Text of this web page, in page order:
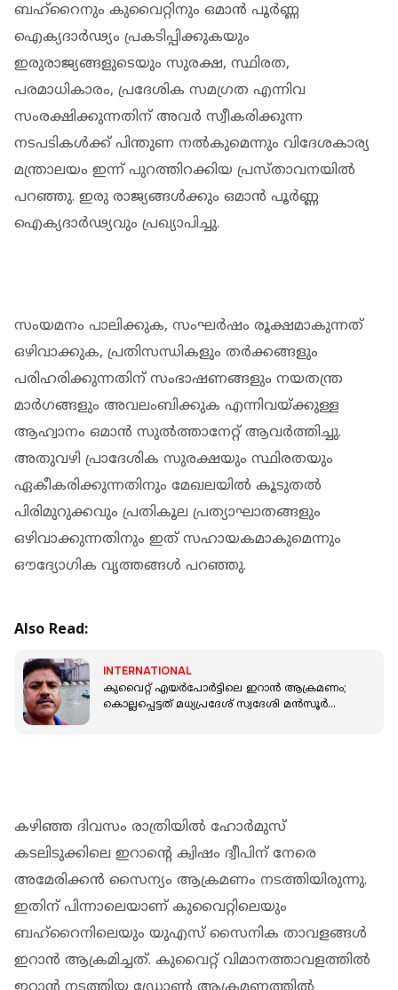
ബഹ്‌റൈനും കുവൈറ്റിനും ഒമാൻ പൂർണ്ണ
ഐക്യദാർഢ്യം പ്രകടിപ്പിക്കുകയും
ഇരുരാജ്യങ്ങളുടെയും സുരക്ഷ, സ്ഥിരത,
പരമാധികാരം, പ്രദേശിക സമഗ്രത എന്നിവ
സംരക്ഷിക്കുന്നതിന് അവർ സ്വീകരിക്കുന്ന
നടപടികൾക്ക് പിന്തുണ നൽകുമെന്നും വിദേശകാര്യ
മന്ത്രാലയം ഇന്ന് പുറത്തിറക്കിയ പ്രസ്താവനയിൽ
പറഞ്ഞു. ഇരു രാജ്യങ്ങൾക്കും ഒമാൻ പൂർണ്ണ
ഐക്യദാർഢ്യവും പ്രഖ്യാപിച്ചു.
സംയമനം പാലിക്കുക, സംഘർഷം രൂക്ഷമാകുന്നത്
ഒഴിവാക്കുക, പ്രതിസന്ധികളും തർക്കങ്ങളും
പരിഹരിക്കുന്നതിന് സംഭാഷണങ്ങളും നയതന്ത്ര
മാർഗങ്ങളും അവലംബിക്കുക എന്നിവയ്ക്കുള്ള
ആഹ്വാനം ഒമാൻ സുൽത്താനേറ്റ് ആവർത്തിച്ചു.
അതുവഴി പ്രാദേശിക സുരക്ഷയും സ്ഥിരതയും
ഏകീകരിക്കുന്നതിനും മേഖലയിൽ കൂടുതൽ
പിരിമുറുക്കവും പ്രതികൂല പ്രത്യാഘാതങ്ങളും
ഒഴിവാക്കുന്നതിനും ഇത് സഹായകമാകുമെന്നും
ഔദ്യോഗിക വൃത്തങ്ങൾ പറഞ്ഞു.
Also Read:
INTERNATIONAL
കുവൈറ്റ് എയർപോർട്ടിലെ ഇറാൻ ആക്രമണം;
കൊല്ലപ്പെട്ടത് മധ്യപ്രദേശ് സ്വദേശി മൻസൂർ
കഴിഞ്ഞ ദിവസം രാത്രിയിൽ ഹോർമുസ്
കടലിടുക്കിലെ ഇറാന്‍റെ ക്വിഷം ദ്വീപിന് നേരെ
അമേരിക്കൻ സൈന്യം ആക്രമണം നടത്തിയിരുന്നു.
ഇതിന് പിന്നാലെയാണ് കുവൈറ്റിലെയും
ബഹ്‌റൈനിലെയും യുഎസ് സൈനിക താവളങ്ങൾ
ഇറാൻ ആക്രമിച്ചത്. കുവൈറ്റ് വിമാനത്താവളത്തിൽ